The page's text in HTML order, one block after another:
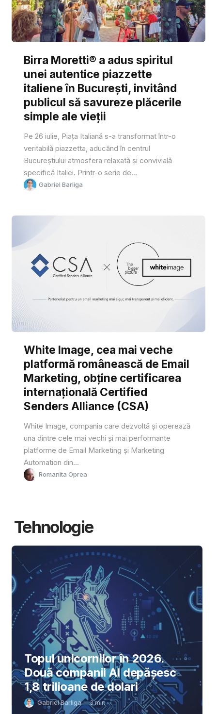
Birra Moretti® a adus spiritul
unei autentice piazzette
italiene în București, invitând
publicul să savureze plăcerile
simple ale vieții
Pe 26 iulie, Piața Italiană s-a transformat într-o
veritabilă piazzetta, aducând în centrul
Bucureștiului atmosfera relaxată și convivială
specifică Italiei. Printr-o serie de...
Gabriel Barliga
White Image, cea mai veche
platformă românească de Email
Marketing, obține certificarea
internațională Certified
Senders Alliance (CSA)
White Image, compania care dezvoltă și operează
una dintre cele mai vechi și mai performante
platforme de Email Marketing și Marketing
Automation din...
Romanita Oprea
Tehnologie
Topul unicornilor în 2026.
Două companii AI depășesc
1,8 trilioane de dolari
Gabriel Barliga 3min